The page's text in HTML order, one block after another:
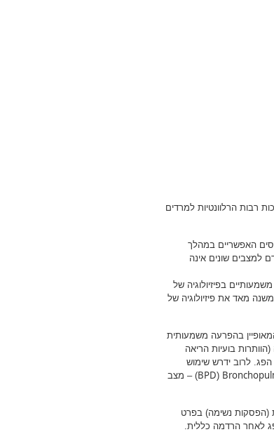
מערכות רבות הרלוונטיות למרדים
האפשריים במהלך
למצבים שונים אינה
בפיזיולוגיה של
מאד את פיזיולוגיה של
בהפרעה משמעותית
בועיות הריאה
לרוב ידרש שימוש
(
BPD) – מצב
(הפסקות נשימה) בפרט
לאחר הרדמה כללית.